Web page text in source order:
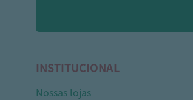
INSTITUCIONAL
Nossas lojas